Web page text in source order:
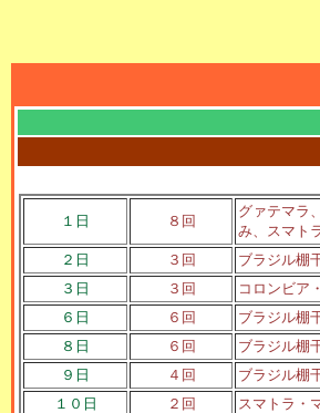
１日 ８回
グァテマラ
み、スマト
２日
３回
ブラジル棚
３日
３回
コロンビア
６日
６回
ブラジル棚
８日
６回
ブラジル棚
９日
４回
ブラジル棚
１０日
２回
スマトラ・